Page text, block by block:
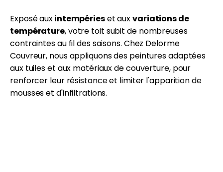
Exposé auxintempérieset auxvariations de
température, votre toit subit de nombreuses
contraintes au fil des saisons. Chez Delorme
Couvreur, nous appliquons des peintures adaptées
aux tuiles et aux matériaux de couverture, pour
renforcer leur résistance et limiter l'apparition de
mousses et d'infiltrations.